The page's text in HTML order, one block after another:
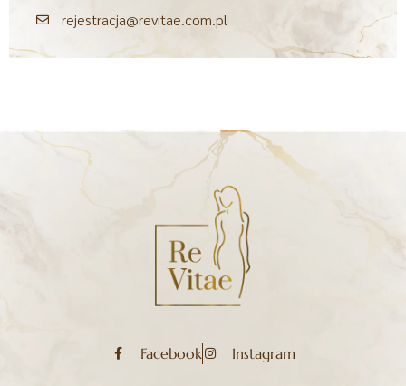
rejestracja@revitae.com.pl
Facebook Instagram